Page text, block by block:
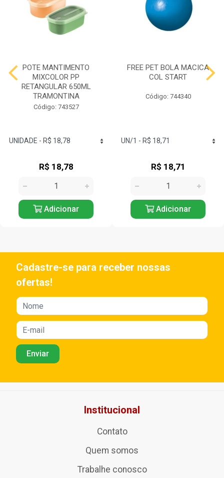
POTE MANTIMENTO
MIXCOLOR PP
RETANGULAR 650ML
TRAMONTINA
Código: 743527
R$ 18,78
Adicionar
FREE PET BOLA MACICA
COL START
Código: 744340
R$ 18,71
Adicionar
Cadastre-se para receber nossas
ofertas!
Institucional
Contato
Quem somos
Trabalhe conosco